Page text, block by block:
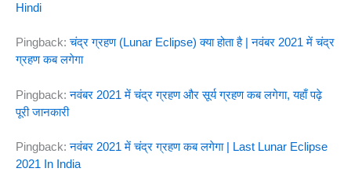
Hindi
Pingback:चंद्र ग्रहण (Lunar Eclipse) क्या होता है | नवंबर 2021 में चंद्र
ग्रहण कब लगेगा
Pingback:नवंबर 2021 में चंद्र ग्रहण और सूर्य ग्रहण कब लगेगा, यहाँ पढ़े
पूरी जानकारी
Pingback:नवंबर 2021 में चंद्र ग्रहण कब लगेगा | Last Lunar Eclipse
2021 In India